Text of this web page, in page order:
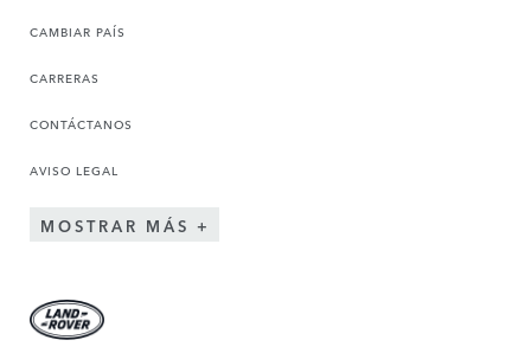
CAMBIAR PAÍS
CARRERAS
CONTÁCTANOS
AVISO LEGAL
MOSTRAR MÁS